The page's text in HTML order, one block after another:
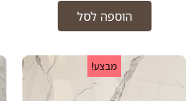
הוספה לסל
מבצע!המחיר
המקורי
המחיר
הנוכחי